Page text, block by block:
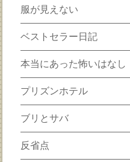
服が見えない
ベストセラー日記
本当にあった怖いはなし
プリズンホテル
ブリとサバ
反省点